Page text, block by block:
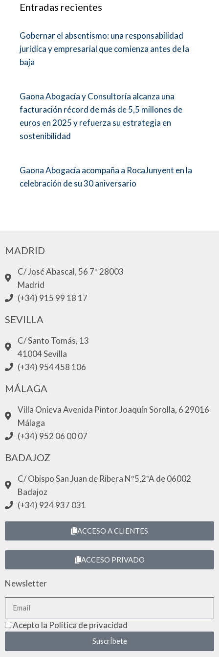
Entradas recientes
Gobernar el absentismo: una responsabilidad
jurídica y empresarial que comienza antes de la
baja
Gaona Abogacía y Consultoría alcanza una
facturación récord de más de 5,5 millones de
euros en 2025 y refuerza su estrategia en
sostenibilidad
Gaona Abogacía acompaña a RocaJunyent en la
celebración de su 30 aniversario
MADRID
C/ José Abascal, 56 7º 28003
Madrid
(+34) 915 99 18 17
SEVILLA
C/ Santo Tomás, 13
41004 Sevilla
(+34) 954 458 106
MÁLAGA
Villa Onieva Avenida Pintor Joaquín Sorolla, 6 29016
Málaga
(+34) 952 06 00 07
BADAJOZ
C/ Obispo San Juan de Ribera Nº5,2ºA de 06002
Badajoz
(+34) 924 937 031
ACCESO A CLIENTES
ACCESO PRIVADO
Newsletter
Acepto la Política de privacidad
SuscrÍbete